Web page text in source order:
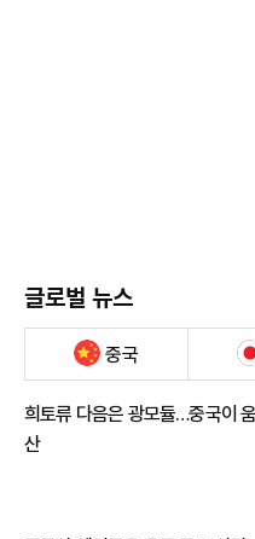
글로벌 뉴스
중국
희토류 다음은 광모듈…중국이
산